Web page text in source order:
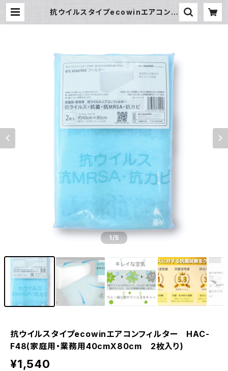
抗ウイルスタイプecowinエアコンフ
1/5
抗ウイルスタイプecowinエアコンフィルター HAC-
F48(家庭用・業務用40cmX80cm 2枚入り)
¥1,540